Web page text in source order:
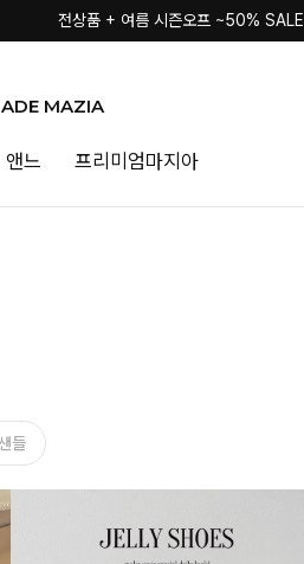
전상품 + 여름 시즌오프 ~50% SALE
MAZIA
앤느 프리미엄마지아
들